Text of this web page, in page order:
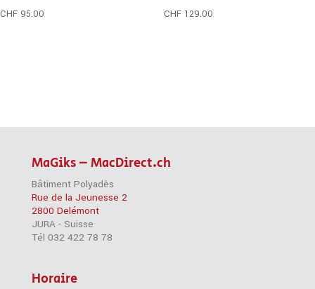
CHF 95.00 CHF 129.00
MaGiks – MacDirect.ch
Bâtiment Polyadès
Rue de la Jeunesse 2
2800 Delémont
JURA - Suisse
Tél 032 422 78 78
Horaire